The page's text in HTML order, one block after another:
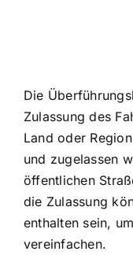
Die
Zulassung des
Land oder
und zugelassen
öffentlichen
die Zulassung
enthalten sein,
vereinfachen.